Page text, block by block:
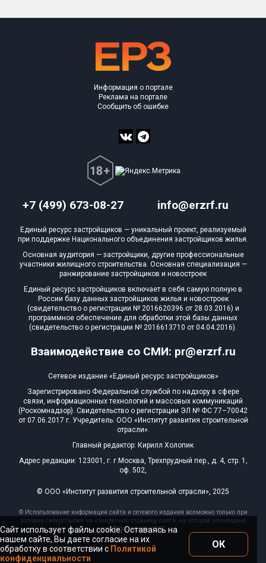
+7 (499) 673-08-27 info@erzrf.ru
Взаимодействие со СМИ: pr@erzrf.ru
Информация о портале
Реклама на портале
Сообщить об ошибке
Единый ресурс застройщиков — уникальный проект, реализуемый
при поддержке Национального объединения застройщиков жилья.
Основная аудитория — застройщики, другие профессиональные
участники жилищного строительства. Основная специализация —
ранжирование застройщиков и новостроек
Единый ресурс застройщиков включает в себя самую полную в
России базу данных застройщиков жилья и новостроек
(свидетельство о регистрации № 2016620396 от 28.03.2016) и
программное обеспечение для обработки этой базы данных
(свидетельство о регистрации № 2016613710 от 04.04.2016).
Сетевое издание «Единый ресурс застройщиков»
Зарегистрировано Федеральной службой по надзору в сфере
связи, информационных технологий и массовых коммуникаций
(Роскомнадзор). Свидетельство о регистрации ЭЛ № ФС 77–70042
от 07.06.2017 г. Учредитель: ООО «Институт развития строительной
отрасли».
Главный редактор: Кирилл Холопик
Адрес редакции: 123001, г. г.Москва, Трехпрудный пер., д. 4, стр. 1,
оф. 502,
© ООО «Институт развития строительной отрасли», 2025
© Использование информации сайта и сетевого издания возможно только при
условии гиперссылки на конкретную страницу сайта, на которой размещена
эта информация, 2025
Сайт использует файлы cookie. Оставаясь на
нашем сайте, Вы даете согласие на их
обработку в соответствии с Политикой
конфиденциальности
ОК